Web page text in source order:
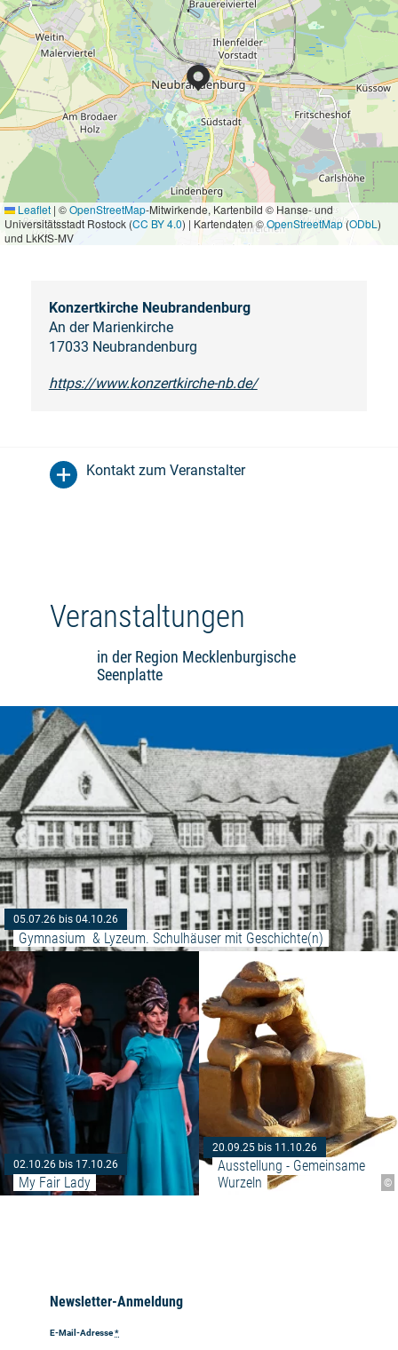
Leaflet | ©OpenStreetMap-Mitwirkende, Kartenbild © Hanse- und
Universitätsstadt Rostock (CC BY 4.0) | Kartendaten ©OpenStreetMap(ODbL )
und LkKfS-MV
Konzertkirche Neubrandenburg
An der Marienkirche
17033 Neubrandenburg
https://www.konzertkirche-nb.de/
Kontakt zum Veranstalter
Veranstaltungen
in der Region Mecklenburgische
Seenplatte
05.07.26 bis 04.10.26
Gymnasium  & Lyzeum. Schulhäuser mit Geschichte(n)
02.10.26 bis 17.10.26
My Fair Lady
Weiterlesen: "My Fair Lady"
©
20.09.25 bis 11.10.26
Ausstellung - Gemeinsame
Wurzeln
Newsletter-Anmeldung
E-Mail-Adresse*